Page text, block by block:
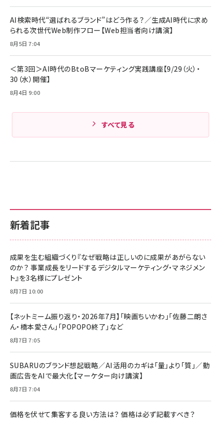
新着記事
成果を生む組織づくり『なぜ戦略は正しいのに成果があがらない
のか？ 事業成長をリードするデジタルマーケティング・マネジメン
ト』を3名様にプレゼント
8月7日 10:00
【ネットミーム振り返り・2026年7月】「映画ちいかわ」「佐藤二朗さ
ん・橋本愛さん」「POPOPO終了」など
8月7日 7:05
SUBARUのブランド想起戦略／AI活用のカギは「量」より「質」／動
画広告をAIで最大化【マーケター向け講演】
8月7日 7:04
価格を伏せて集客する良い方法は？ 価格は必ず記載すべき？
AI検索時代“選ばれるブランド”はどう作る？／生成AI時代に求め
られる次世代Web制作フロー【Web担当者向け講演】
8月5日 7:04
＜第3回＞AI時代のBtoBマーケティング実践講座【9/29（火）・
30（水）開催】
8月4日 9:00
すべて見る